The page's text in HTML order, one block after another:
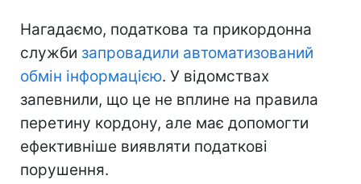
Нагадаємо, податкова та прикордонна
служби запровадили автоматизований
обмін інформацією. У відомствах
запевнили, що це не вплине на правила
перетину кордону, але має допомогти
ефективніше виявляти податкові
порушення.